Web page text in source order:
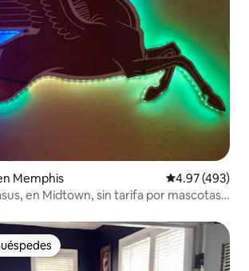
Memphis Calificación
4.97 (493)
en Midtown, sin tarifa por mascotas,